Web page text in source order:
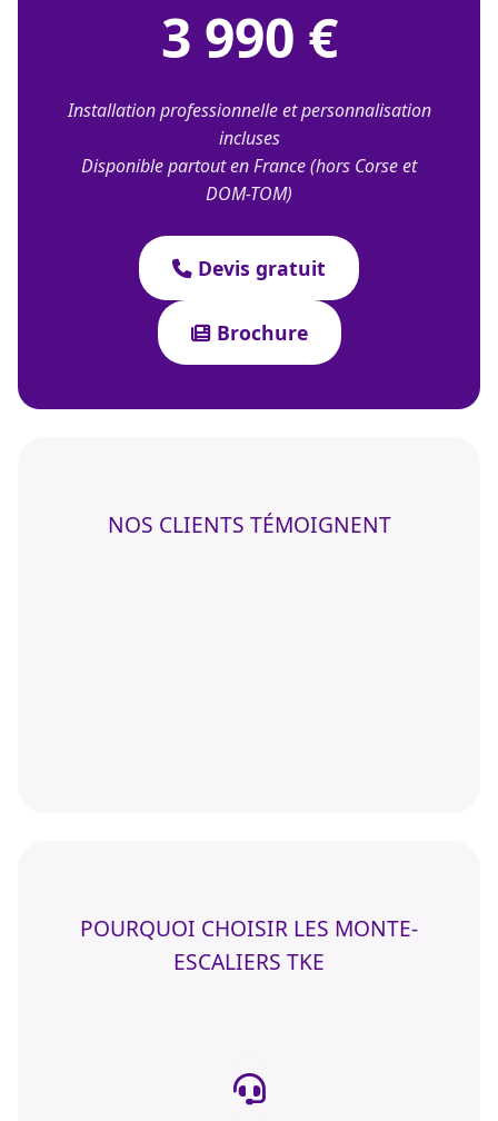
3 990 €
Installation professionnelle et personnalisation
incluses
Disponible partout en France (hors Corse et
DOM-TOM)
Devis gratuit
Brochure
NOS CLIENTS TÉMOIGNENT
POURQUOI CHOISIR LES MONTE-
ESCALIERS TKE